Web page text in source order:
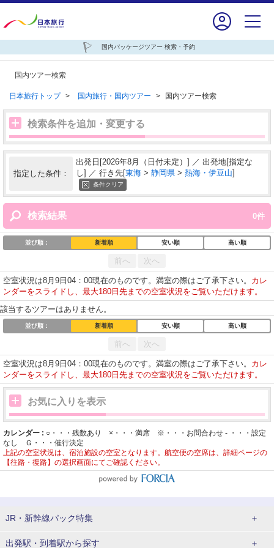
国内パッケージツアー 検索・予約
国内ツアー検索
日本旅行トップ > 国内旅行・国内ツアー > 国内ツアー検索
検索条件を追加・変更する
指定した条件：
出発日[2026年8月（日付未定）] ／ 出発地[指定な
し] ／ 行き先[東海 > 静岡県 > 熱海・伊豆山]
条件クリア
検索結果 0件
並び順： 新着順 安い順 高い順
前へ 次へ
空室状況は8月9日04：00現在のものです。満室の際はご了承下さい。 カレ
ンダーをスライドし、最大180日先までの空室状況をご覧いただけます。
該当するツアーはありません。
並び順： 新着順 安い順 高い順
前へ 次へ
空室状況は8月9日04：00現在のものです。満室の際はご了承下さい。 カレ
ンダーをスライドし、最大180日先までの空室状況をご覧いただけます。
お気に入りを表示
カレンダー : ○・・・残数あり ×・・・満席 ※・・・お問合わせ - ・・・設定
なし Ｇ・・・催行決定
上記の空室状況は、宿泊施設の空室となります。航空便の空席は、詳細ページの
【往路・復路】の選択画面にてご確認ください。
JR・新幹線パック特集
JR・新幹線＋ホテルパック
出発駅・到着駅から探す